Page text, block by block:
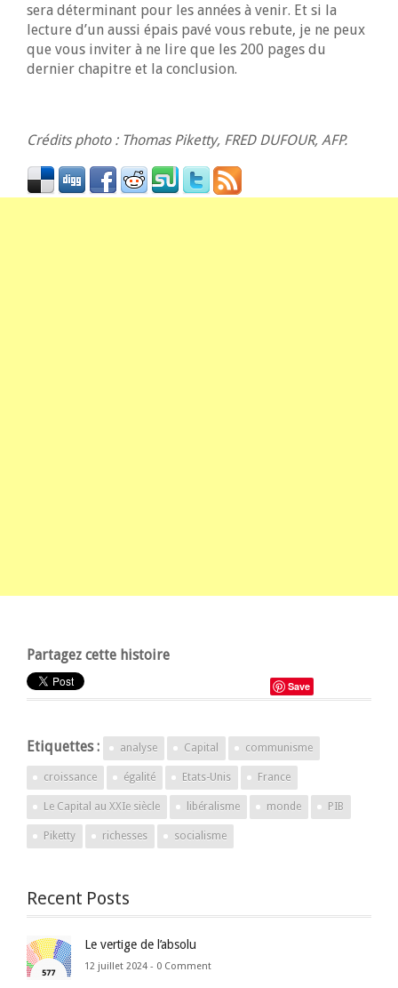
sera déterminant pour les années à venir. Et si la
lecture d’un aussi épais pavé vous rebute, je ne peux
que vous inviter à ne lire que les 200 pages du
dernier chapitre et la conclusion.
Crédits photo : Thomas Piketty, FRED DUFOUR, AFP.
Partagez cette histoire
Save
Etiquettes : analyse Capital communisme
croissance égalité Etats-Unis France
Le Capital au XXIe siècle libéralisme monde PIB
Piketty richesses socialisme
Recent Posts
Le vertige de l’absolu
12 juillet 2024 - 0 Comment